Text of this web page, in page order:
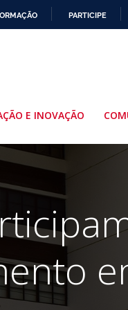
PARTICIPE
E INOVAÇÃO